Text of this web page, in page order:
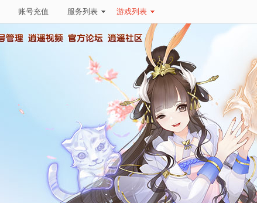
账号充值 服务列表 游戏列表